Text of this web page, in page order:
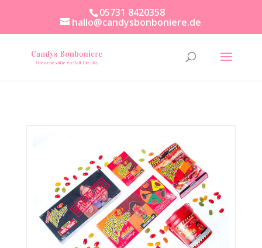
05731 8420358
hallo@candysbonboniere.de